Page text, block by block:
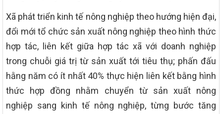
Xã phát triển kinh tế nông nghiệp theo hướng hiện đại,
đổi mới tổ chức sản xuất nông nghiệp theo hình thức
hợp tác, liên kết giữa hợp tác xã với doanh nghiệp
trong chuỗi giá trị từ sản xuất tới tiêu thụ; phấn đấu
hằng năm có ít nhất 40% thực hiện liên kết bằng hình
thức hợp đồng nhằm chuyển từ sản xuất nông
nghiệp sang kinh tế nông nghiệp, từng bước tăng